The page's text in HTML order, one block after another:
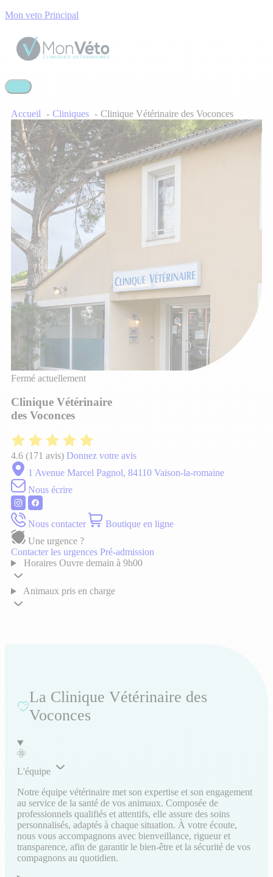
Mon veto Principal
Accueil Cliniques Clinique Vétérinaire des Voconces
Fermé actuellement
Clinique Vétérinaire
des Voconces
4.6 (171 avis) Donnez votre avis
1 Avenue Marcel Pagnol, 84110 Vaison-la-romaine
Nous écrire
Nous contacter
Boutique en ligne
Une urgence ?
Contacter les urgences Pré-admission
Horaires Ouvre demain à 9h00
Animaux pris en charge
La Clinique Vétérinaire des
Voconces
L'équipe
Notre équipe vétérinaire met son expertise et son engagement
au service de la santé de vos animaux. Composée de
professionnels qualifiés et attentifs, elle assure des soins
personnalisés, adaptés à chaque situation. À votre écoute,
nous vous accompagnons avec bienveillance, rigueur et
transparence, afin de garantir le bien-être et la sécurité de vos
compagnons au quotidien.